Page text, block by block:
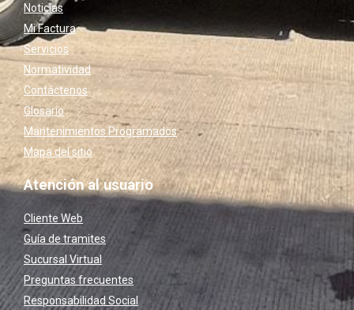
Noticias
Mi Factura
Servicios
Normatividad
Contáctenos
Glosario
Mantenimientos Programados
Mapa del sitio
Atención al usuario
Cliente Web
Guía de tramites
Sucursal Virtual
Preguntas frecuentes
Responsabilidad Social